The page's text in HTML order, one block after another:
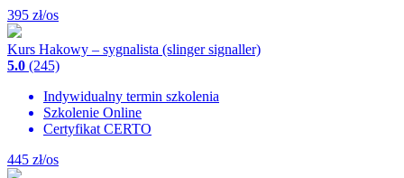
395 zł/os
Kurs Hakowy – sygnalista (slinger signaller)
5.0 (245)
Indywidualny termin szkolenia
Szkolenie Online
Certyfikat CERTO
445 zł/os